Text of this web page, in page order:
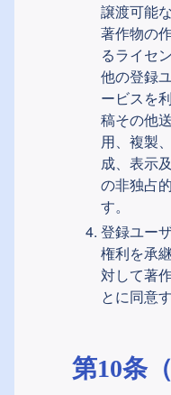
譲渡可能
著作物の
るライセ
他の登録
ービスを
稿その他
用、複製
成、表示
の非独占
す。
登録ユー
権利を承
対して著
とに同意
第10条